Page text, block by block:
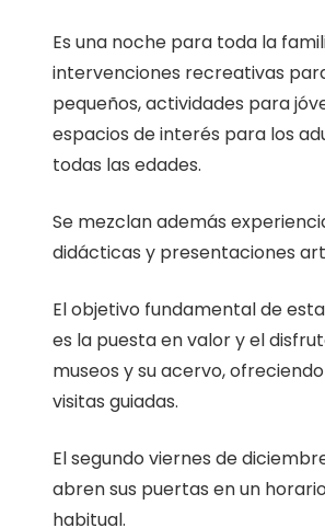
Es una noche para toda la
intervenciones recreativas
pequeños, actividades para
espacios de interés para los
todas las edades.
Se mezclan además
didácticas y presentaciones
El objetivo fundamental de
es la puesta en valor y el
museos y su acervo,
visitas guiadas.
El segundo viernes de
abren sus puertas en un
habitual.